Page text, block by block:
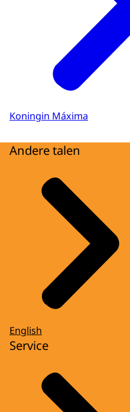
Koningin Máxima
Andere talen
English
Service